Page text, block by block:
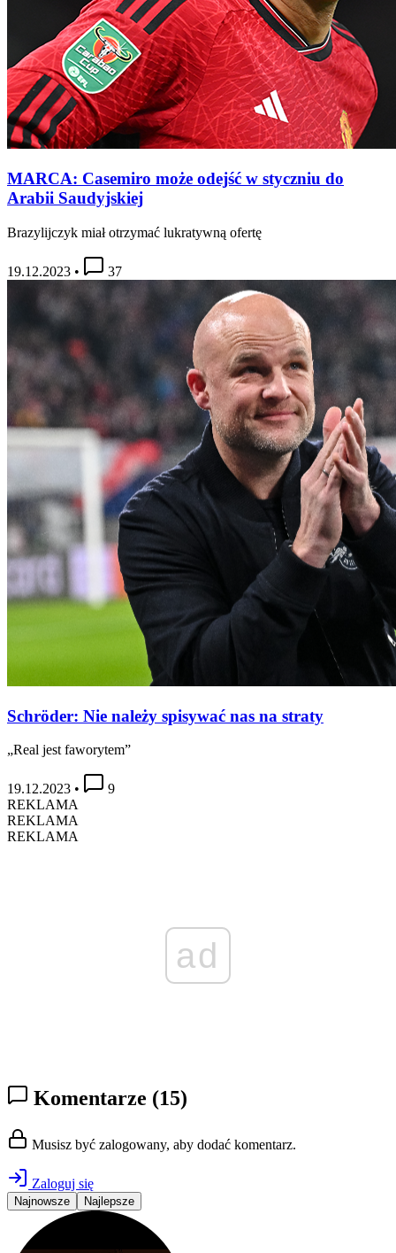
MARCA: Casemiro może odejść w styczniu do
Arabii Saudyjskiej
Brazylijczyk miał otrzymać lukratywną ofertę
19.12.2023 • 37
Schröder: Nie należy spisywać nas na straty
„Real jest faworytem”
19.12.2023 •
9
REKLAMA
REKLAMA
REKLAMA
ad
Komentarze (15)
Musisz być zalogowany, aby dodać komentarz.
Zaloguj się
Najnowsze Najlepsze